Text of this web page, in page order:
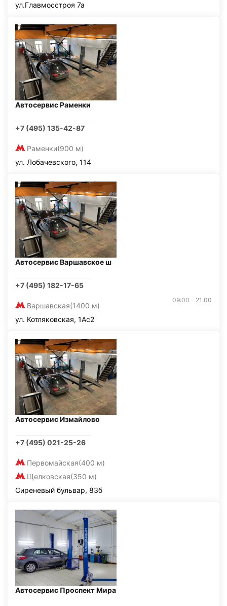
ул.Главмосстроя 7а
Автосервис Раменки
+7 (495) 135-42-87
Раменки(900 м)
ул. Лобачевского, 114
Автосервис Варшавское ш
+7 (495) 182-17-65
Варшавская(1400 м)
09:00 - 21:00
ул. Котляковская, 1Ас2
Автосервис Измайлово
+7 (495) 021-25-26
Первомайская(400 м)
Щелковская(350 м)
Сиреневый бульвар, 83б
Автосервис Проспект Мира